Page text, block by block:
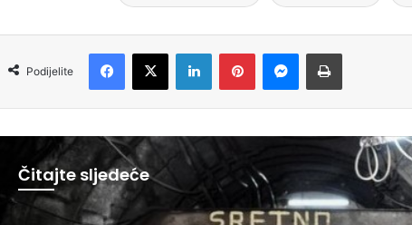
Podijelite
Čitajte sljedeće